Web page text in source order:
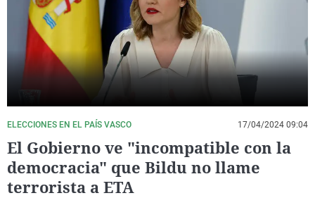
La rosa de los vientos
Gente viajera
Como el perro y el
Retornados
Equipo de
Operación Viuda
Extremadura
Galicia
La Rioja
Navarra
País Vasco
Televisión
Elecciones
ELECCIONES EN EL PAÍS VASCO 17/04/2024 09:04
El Gobierno ve "incompatible con la
democracia" que Bildu no llame
terrorista a ETA